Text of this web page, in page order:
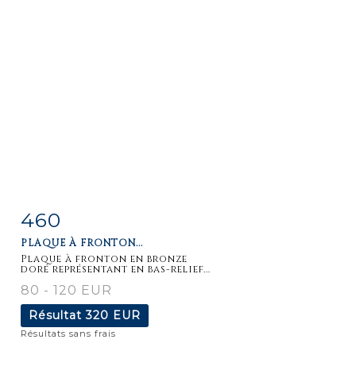
Fiche
détaillée
460
PLAQUE À FRONTON...
Plaque à fronton en bronze
doré représentant en bas-relief...
80 - 120 EUR
Résultat320 EUR
Résultats sans frais